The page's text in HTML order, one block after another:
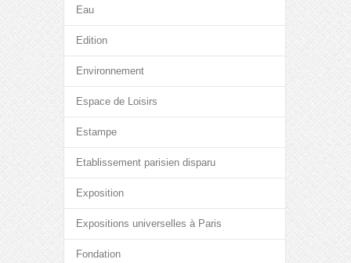
Eau
Edition
Environnement
Espace de Loisirs
Estampe
Etablissement parisien disparu
Exposition
Expositions universelles à Paris
Fondation